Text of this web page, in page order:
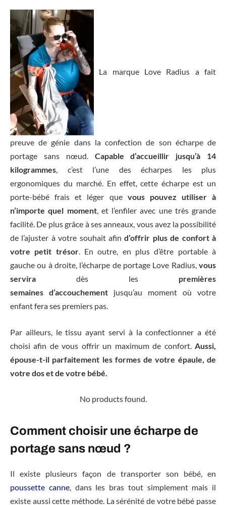
La marque Love Radius a fait
preuve de génie dans la confection de son écharpe de
portage sans nœud. Capable d’accueillir jusqu’à 14
kilogrammes, c’est l’une des écharpes les plus
ergonomiques du marché. En effet, cette écharpe est un
porte-bébé frais et léger que vous pouvez utiliser à
n’importe quel moment, et l’enfiler avec une très grande
facilité. De plus grâce à ses anneaux, vous avez la possibilité
de l’ajuster à votre souhait afind’offrir plus de confort à
votre petit trésor. En outre, en plus d’être portable à
gauche ou à droite, l’écharpe de portage Love Radius, vous
servira dès les premières
semaines d’accouchement jusqu’au moment où votre
enfant fera ses premiers pas.
Par ailleurs, le tissu ayant servi à la confectionner a été
choisi afin de vous offrir un maximum de confort. Aussi,
épouse-t-il parfaitement les formes de votre épaule, de
votre dos et de votre bébé.
No products found.
Comment choisir une écharpe de
portage sans nœud ?
Il existe plusieurs façon de transporter son bébé, en
poussette canne, dans les bras tout simplement mais il
existe aussi cette méthode. La sérénité de votre bébé passe